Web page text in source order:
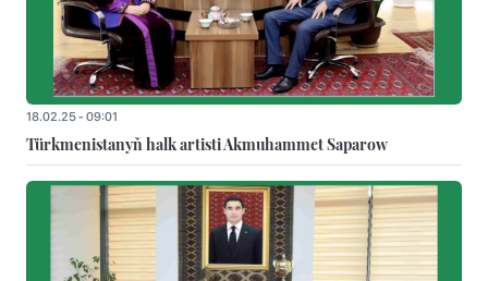
18.02.25 - 09:01
Türkmenistanyň halk artisti Akmuhammet Saparow